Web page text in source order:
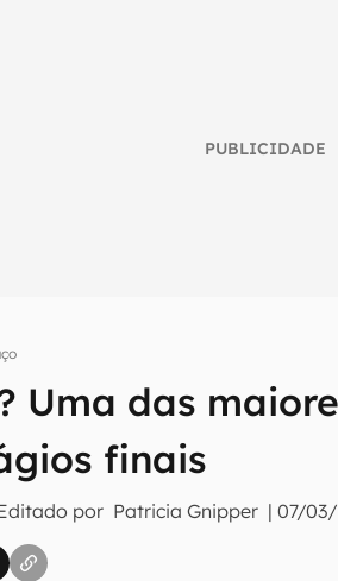
PUBLICIDADE
Uma das
finais
por Patricia Gnipper |07/03/
do mundo tech!
Canaltech e receba notícias e